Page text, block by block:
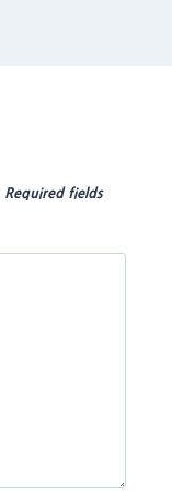
Required fields